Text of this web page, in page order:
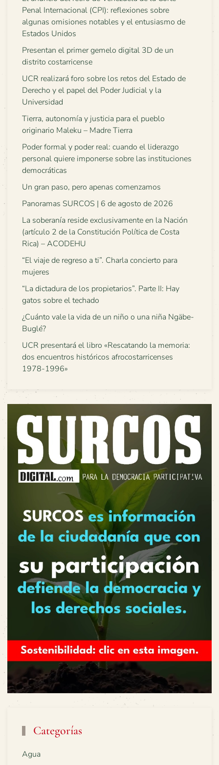
Penal Internacional (CPI): reflexiones sobre
algunas omisiones notables y el entusiasmo de
Estados Unidos
Presentan el primer gemelo digital 3D de un
distrito costarricense
UCR realizará foro sobre los retos del Estado de
Derecho y el papel del Poder Judicial y la
Universidad
Tierra, autonomía y justicia para el pueblo
originario Maleku – Madre Tierra
Poder formal y poder real: cuando el liderazgo
personal quiere imponerse sobre las instituciones
democráticas
Un gran paso, pero apenas comenzamos
Panoramas SURCOS | 6 de agosto de 2026
La soberanía reside exclusivamente en la Nación
(artículo 2 de la Constitución Política de Costa
Rica) – ACODEHU
“El viaje de regreso a ti”. Charla concierto para
mujeres
“La dictadura de los propietarios”. Parte II: Hay
gatos sobre el techado
¿Cuánto vale la vida de un niño o una niña Ngäbe-
Buglé?
UCR presentará el libro «Rescatando la memoria:
dos encuentros históricos afrocostarricenses
1978-1996»
Categorías
Agua